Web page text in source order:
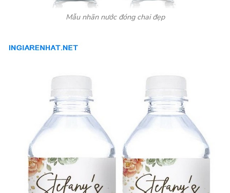
Mẫu nhãn nước đóng chai đẹp